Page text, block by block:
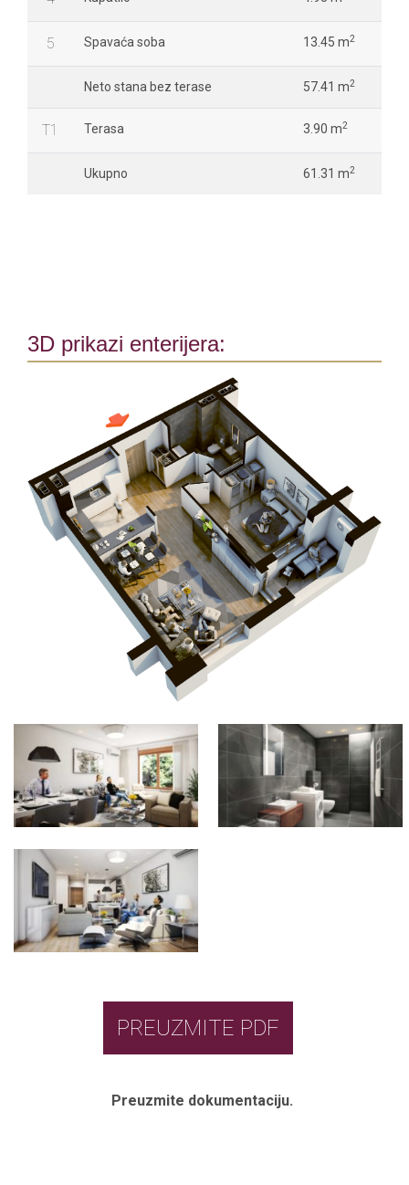
5 Spavaća soba 13.45 m2
Neto stana bez terase 57.41 m2
T1 Terasa 3.90 m2
Ukupno 61.31 m2
3D prikazi enterijera:
PREUZMITE PDF
Preuzmite dokumentaciju.